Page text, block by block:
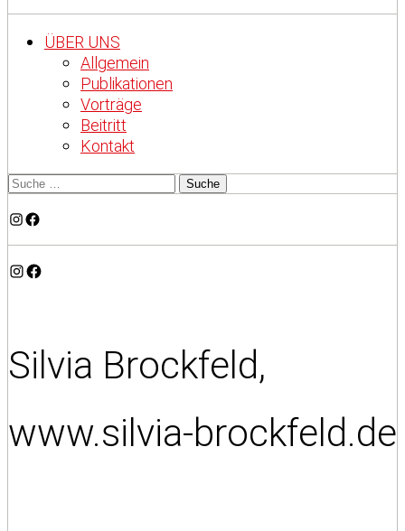
ÜBER UNS
Allgemein
Publikationen
Vorträge
Beitritt
Kontakt
Instagram
Facebook
Instagram
Facebook
Silvia Brockfeld,
www.silvia-brockfeld.de